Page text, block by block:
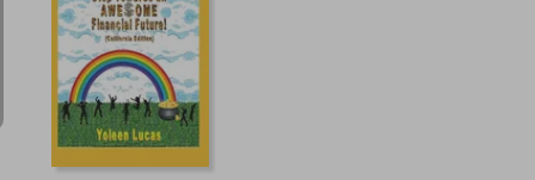
₡ 12.148